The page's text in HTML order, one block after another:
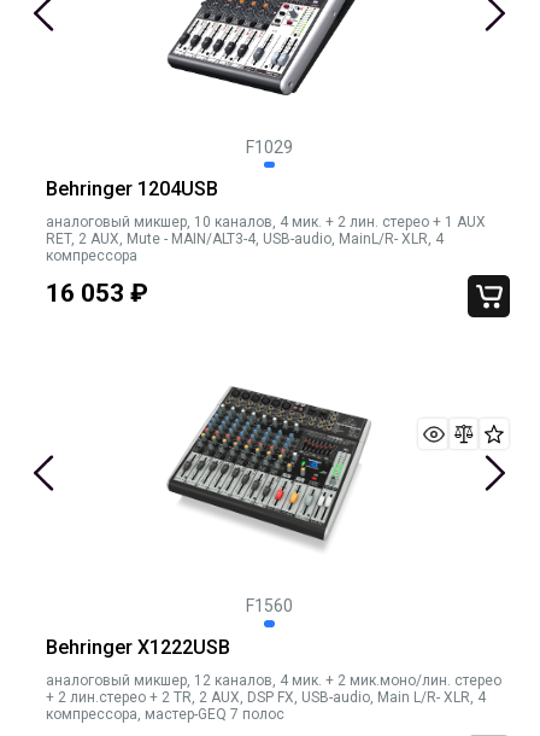
F1029
Behringer 1204USB
аналоговый микшер, 10 каналов, 4 мик. + 2 лин. стерео + 1 AUX
RET, 2 AUX, Mute - MAIN/ALT3-4, USB-audio, MainL/R- XLR, 4
компрессора
16 053 ₽
F1560
Behringer X1222USB
аналоговый микшер, 12 каналов, 4 мик. + 2 мик.моно/лин. стерео
+ 2 лин.стерео + 2 TR, 2 AUX, DSP FX, USB-audio, Main L/R- XLR, 4
компрессора, мастер-GEQ 7 полос